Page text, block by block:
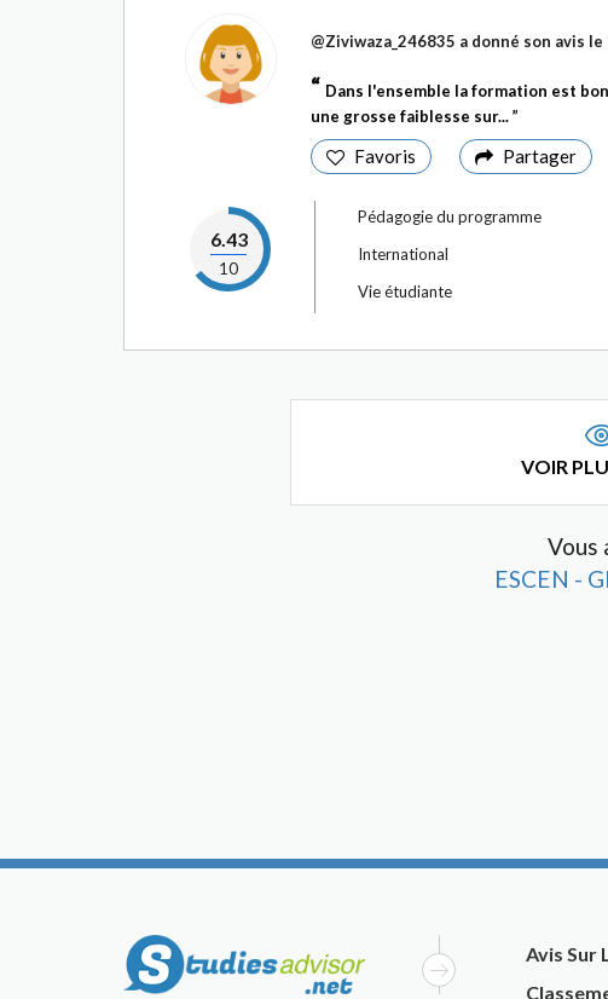
@Ziviwaza_246835 a donné son avis le
Dans l'ensemble la formation est
une grosse faiblesse sur...
Favoris Partager
6.43
10
Pédagogie du programme
International
Vie étudiante
VOIR
Vous
ESCEN -
Avis Sur